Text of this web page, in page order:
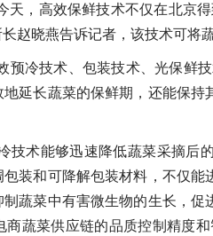
天，高效保鲜技术不仅在北京
赵晓燕告诉记者，该技术可将
预冷技术、包装技术、光保鲜
延长蔬菜的保鲜期，还能保
技术能够迅速降低蔬菜采摘后
装和可降解包装材料，不仅
蔬菜中有害微生物的生长，
蔬菜供应链的品质控制精度